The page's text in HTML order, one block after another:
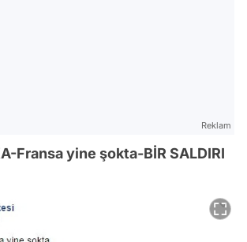
Reklam
Fransa yine şokta-BİR SALDIRI